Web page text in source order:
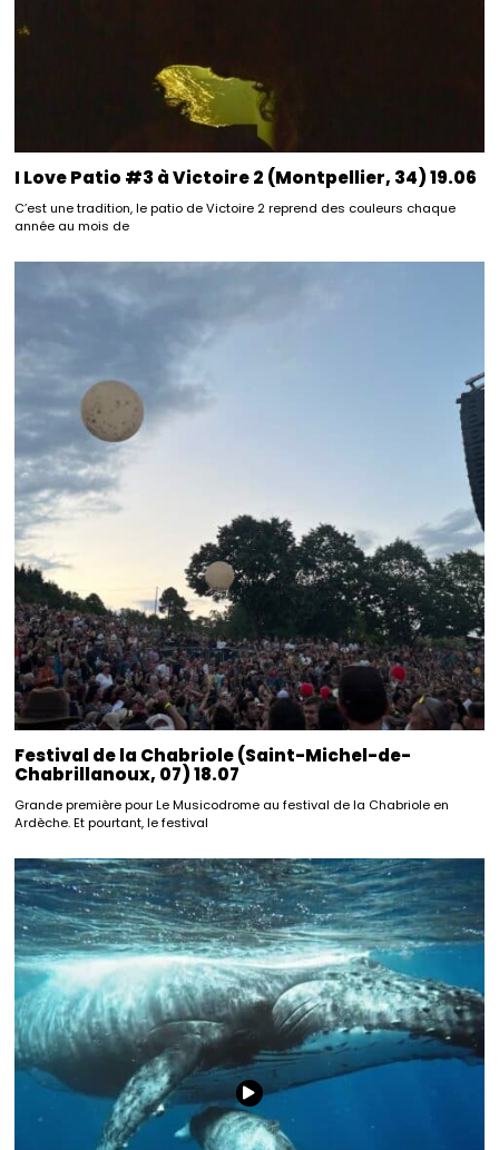
I Love Patio #3 à Victoire 2 (Montpellier, 34) 19.06
C’est une tradition, le patio de Victoire 2 reprend des couleurs chaque
année au mois de
Festival de la Chabriole (Saint-Michel-de-
Chabrillanoux, 07) 18.07
Grande première pour Le Musicodrome au festival de la Chabriole en
Ardèche. Et pourtant, le festival